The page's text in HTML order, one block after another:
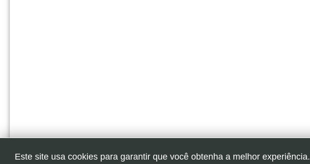
Este site usa cookies para garantir que você obtenha a melhor experiência.